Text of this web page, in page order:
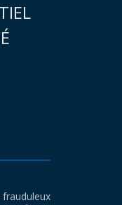
frauduleux